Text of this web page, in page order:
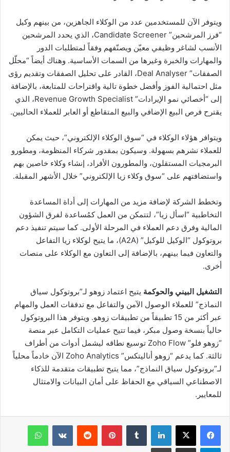
ويتوفر الآن للمستخدمين عدد من الوكلاء الجاهزين، من بينهم وكيل
“فرز المرشحين” Candidate Screener، الذي يحدد المرشحين
الأنسب لشاغر وظيفي معيّن ويصنّفهم وفقاً لمتطلبات الدور
والمهارات والخبرة وغيرها من السمات الأساسية. وهناك أيضاً “محلّل
الصفقات” Deal Analyser، القادر على تحليل الصفقات وتقديم رؤى
مثل احتمالية الفوز وأفضل خطوة تالية واقتراحات للمتابعة، بالإضافة
إلى “أخصائي نمو الإيرادات” Revenue Growth Specialist، الذي
يقترح فرص البيع الإضافي والبيع المتقاطع أو العابر للعملاء الحاليين.
ويتوافر هؤلاء الوكلاء في “سوق الوكلاء الإلكتروني”، حيث يمكن
للعملاء نشرهم بسهولة. وسيكون بمقدور شركاء المنظومة، ومطورو
البرمجيات المستقلون، والمطورون الأفراد، إنشاء وكلاء خاصين بهم
واستضافتهم على “سوق وكلاء زيا الإلكتروني” خلال الأشهر المقبلة.
وتخطط الشركة لإضافة مزيد من المهارات إلى أداة المساعدة
التخاطبية “اسأل زيا”، لتتمكن من العمل كمُساعدة لفرق الشؤون
المالية وفرق دعم العملاء في المرحلة الأولى. كما سيتم تنفيذ دعم
بروتوكول “الوكيل للوكيل” (A2A)، ما يتيح لوكلاء زيا التفاعل
والتعاون فيما بينهم، بالإضافة إلى التعاون مع الوكلاء على منصات
أخرى.
التشغيل البيني والحوكمة يتيح اعتماد زوهو لـ”بروتوكول سياق
النماذج” للعملاء الوصول الآمن والتفاعل مع تدفقات العمل والمهام
عبر أكثر من 15 تطبيقاً من تطبيقات زوهو. ويتوفر هذا البروتوكول
حالياً بنسخة وصول مبكر، فيما تتيح عمليات التكامل عبر منصة
“زوهو فلو” Zoho Flow توسيع نطاقه ليشمل أدوات من أطراف
ثالثة. كما يدعم “زوهو أناليتكس” Zoho Analytics الآن خادماً محلياً
لـ”بروتوكول سياق النماذج”، مما يتيح تطبيقات متقدمة للذكاء
الاصطناعي السياقي مع الحفاظ على أمان البيانات والامتثال
للمعايير.
لينكدإن بينتيريست واتساب
تيلقرام مشاركة عبر البريد طباعة